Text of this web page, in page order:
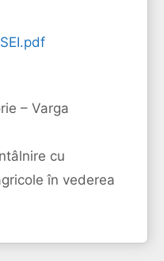
– Varga
cu
în vederea